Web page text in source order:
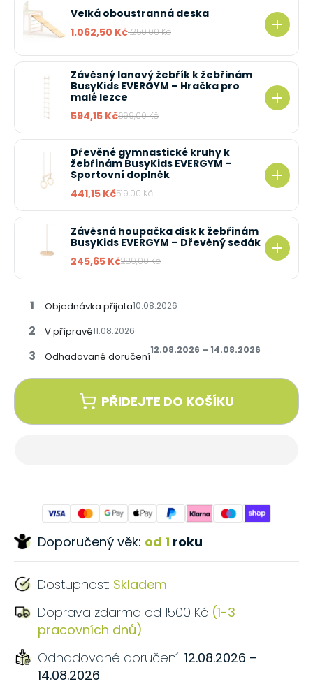
Velká oboustranná deska
1.062,50 Kč1.250,00 Kč
Závěsný lanový žebřík k žebřinám
BusyKids EVERGYM – Hračka pro
malé lezce
594,15 Kč699,00 Kč
Dřevěné gymnastické kruhy k
žebřinám BusyKids EVERGYM –
Sportovní doplněk
441,15 Kč519,00 Kč
Závěsná houpačka disk k žebřinám
BusyKids EVERGYM – Dřevěný sedák
245,65 Kč289,00 Kč
1 Objednávka přijata10.08.2026
2 V přípravě11.08.2026
3 Odhadované doručení12.08.2026 – 14.08.2026
PŘIDEJTE DO KOŠÍKU
Doporučený věk: od 1 roku
Dostupnost: Skladem
Doprava zdarma od 1500 Kč (1-3
pracovních dnů)
Odhadované doručení: 12.08.2026 –
14.08.2026